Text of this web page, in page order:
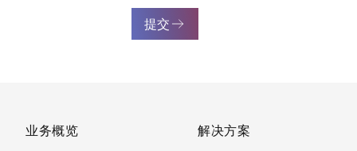
提交
业务概览
解决方案